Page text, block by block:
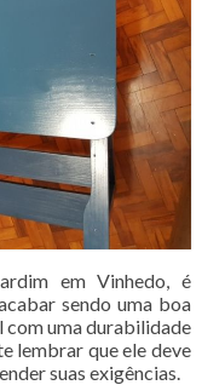
em Vinhedo, é
sendo uma boa
com uma durabilidade
lembrar que ele deve
suas exigências.